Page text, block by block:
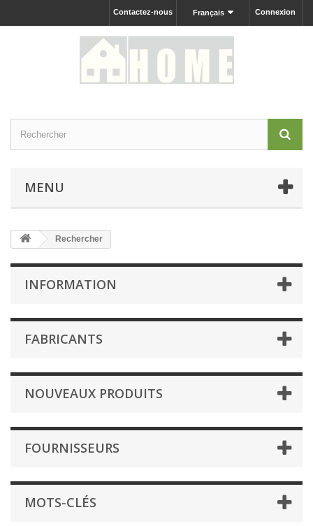
Connexion
Français
Contactez-nous
MENU
Rechercher
INFORMATION
FABRICANTS
NOUVEAUX PRODUITS
FOURNISSEURS
MOTS-CLÉS